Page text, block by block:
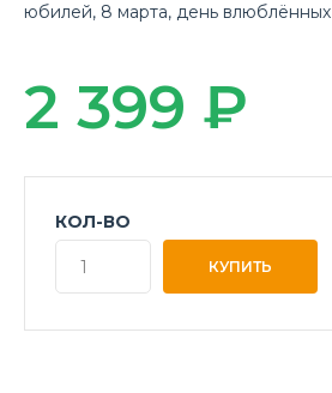
юбилей, 8 марта, день влюблённых
2 399 ₽
КОЛ-ВО